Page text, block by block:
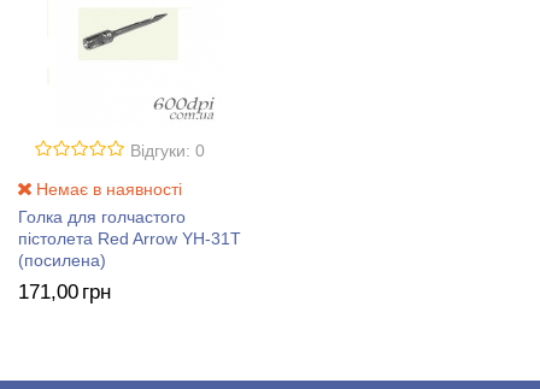
Відгуки: 0
Немає в наявності
Голка для голчастого
пістолета Red Arrow YH-31T
(посилена)
171,00 грн